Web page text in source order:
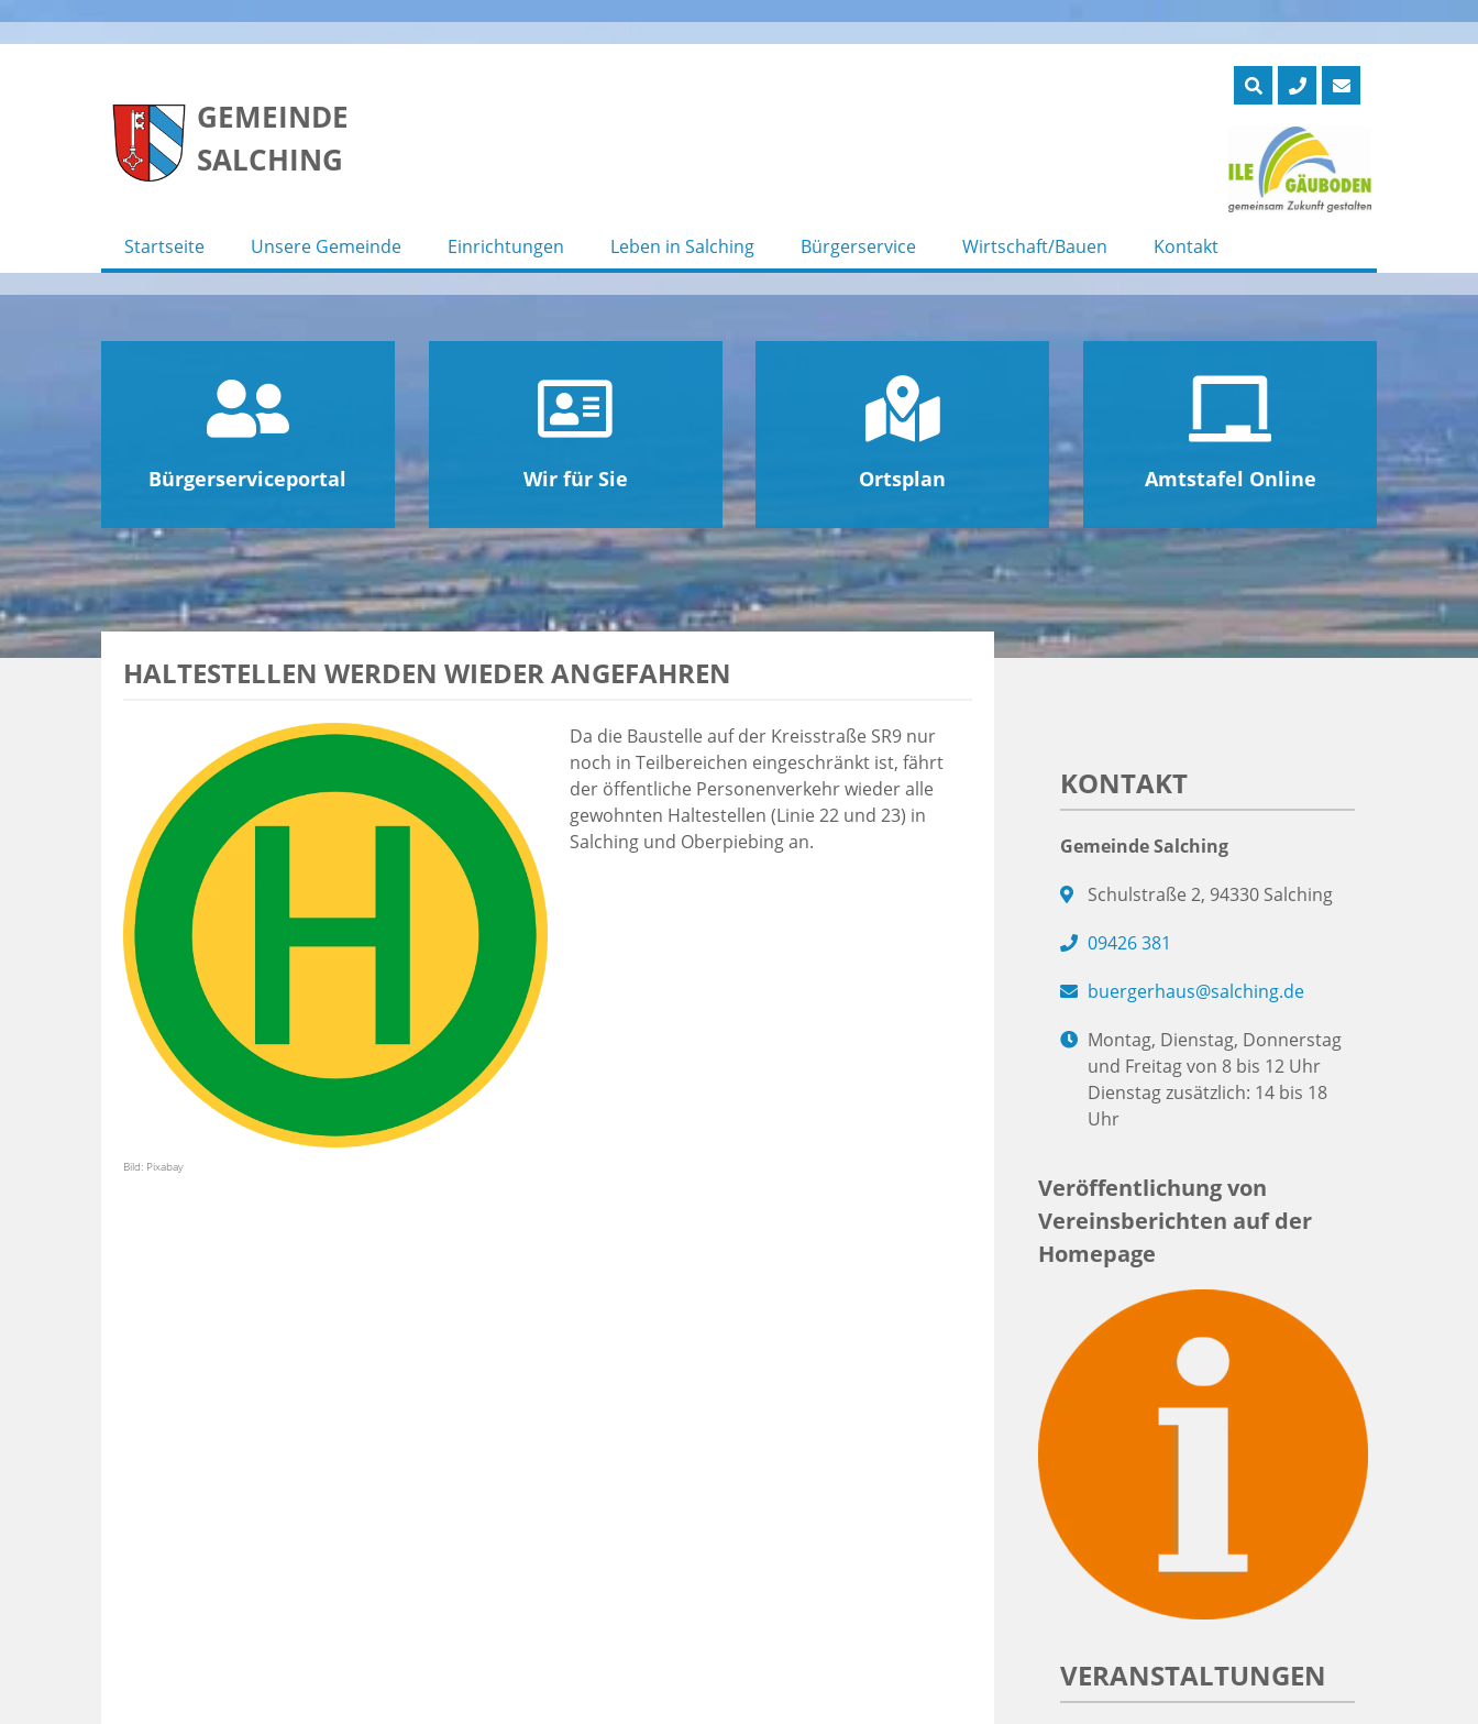
GEMEINDE
SALCHING
Startseite Unsere Gemeinde Einrichtungen Leben in Salching Bürgerservice Wirtschaft/Bauen Kontakt
Bürgerserviceportal Wir für Sie Ortsplan Amtstafel Online
HALTESTELLEN WERDEN WIEDER ANGEFAHREN
Bild: Pixabay
Da die Baustelle auf der Kreisstraße SR9 nur
noch in Teilbereichen eingeschränkt ist, fährt
der öffentliche Personenverkehr wieder alle
gewohnten Haltestellen (Linie 22 und 23) in
Salching und Oberpiebing an.
KONTAKT
Gemeinde Salching
Schulstraße 2, 94330 Salching
09426 381
buergerhaus@salching.de
Montag, Dienstag, Donnerstag
und Freitag von 8 bis 12 Uhr
Dienstag zusätzlich: 14 bis 18
Uhr
Veröffentlichung von
Vereinsberichten auf der
Homepage
VERANSTALTUNGEN